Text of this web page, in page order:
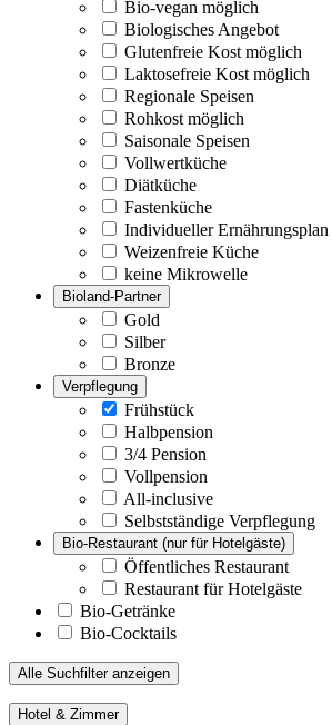
Bio-vegan möglich
Biologisches Angebot
Glutenfreie Kost möglich
Laktosefreie Kost möglich
Regionale Speisen
Rohkost möglich
Saisonale Speisen
Vollwertküche
Diätküche
Fastenküche
Individueller
Weizenfreie Küche
keine Mikrowelle
Bioland-Partner
Gold
Silber
Bronze
Verpflegung
Frühstück
Halbpension
3/4 Pension
Vollpension
All-inclusive
Selbstständige Verpflegung
Bio-Restaurant (nur für Hotelgäste)
Öffentliches Restaurant
Restaurant für Hotelgäste
Bio-Getränke
Bio-Cocktails
Alle Suchfilter anzeigen
Hotel & Zimmer